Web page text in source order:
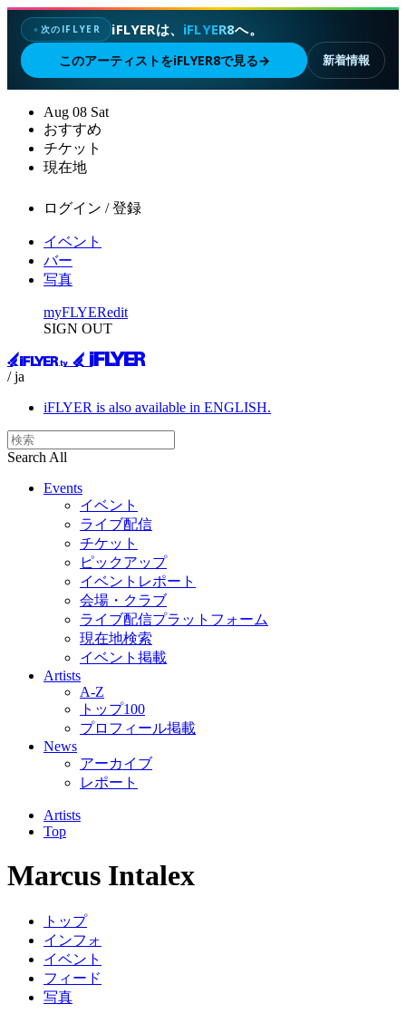
✦次のIFLYER iFLYERは、 iFLYER8へ。
このアーティストをiFLYER8で見る→ 新着情報
Aug 08 Sat
おすすめ
チケット
現在地
ログイン / 登録
イベント
バー
写真
myFLYERedit
SIGN OUT
/ ja
iFLYER is also available in ENGLISH.
Search All
Events
イベント
ライブ配信
チケット
ピックアップ
イベントレポート
会場・クラブ
ライブ配信プラットフォーム
現在地検索
イベント掲載
Artists
A-Z
トップ100
プロフィール掲載
News
アーカイブ
レポート
Artists
Top
Marcus Intalex
トップ
インフォ
イベント
フィード
写真